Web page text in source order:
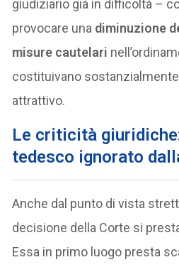
giudiziario già in difficoltà –
provocare una diminuzione
misure cautelari
costituivano
attrattivo.
Le criticità
tedesco ignorato
Anche dal punto di vista
decisione della Corte si
Essa in primo luogo presta